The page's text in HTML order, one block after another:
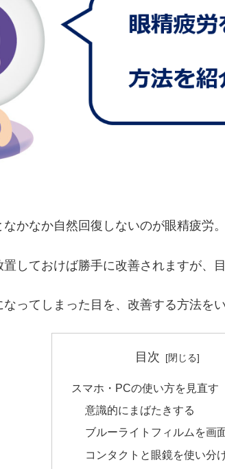
かなか自然回復しないのが眼精疲労。
しておけば勝手に改善されますが、
ってしまった目を、改善する方法を
目次
スマホ・PCの使い方を見直す
意識的にまばたきする
ブルーライトフィルムを画
コンタクトと眼鏡を使い分